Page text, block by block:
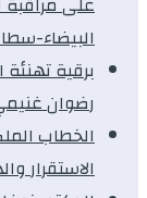
البيضاء-
برقية
رضوان
الخطاب
الاستقرار